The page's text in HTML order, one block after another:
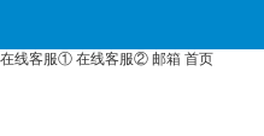
在线客服① 在线客服② 邮箱 首页